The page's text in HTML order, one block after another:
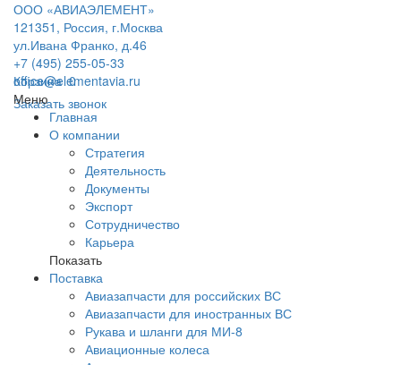
ООО «АВИАЭЛЕМЕНТ»
121351, Россия, г.Москва
ул.Ивана Франко, д.46
+7 (495) 255-05-33
office@elementavia.ru
Заказать звонок
Корзина0
Меню
Главная
О компании
Стратегия
Деятельность
Документы
Экспорт
Сотрудничество
Карьера
Показать
Поставка
Авиазапчасти для российских ВС
Авиазапчасти для иностранных ВС
Рукава и шланги для МИ-8
Авиационные колеса